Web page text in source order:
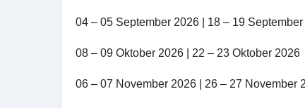
04 – 05 September 2026 | 18 – 19
08 – 09 Oktober 2026 | 22 – 23 Oktober 2026
06 – 07 November 2026 | 26 – 27 November